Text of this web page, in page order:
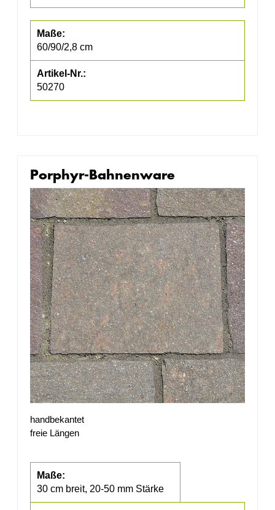
60/90/2,8 cm
50270
Porphyr-Bahnenware
handbekantet
freie Längen
30 cm breit, 20-50 mm Stärke